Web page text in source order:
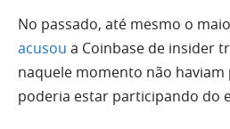
No passado, até mesmo o
acusou a Coinbase de insider
naquele momento não haviam
poderia estar participando do